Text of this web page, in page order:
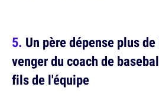
Un père dépense plus
venger du coach de
fils de l'équipe